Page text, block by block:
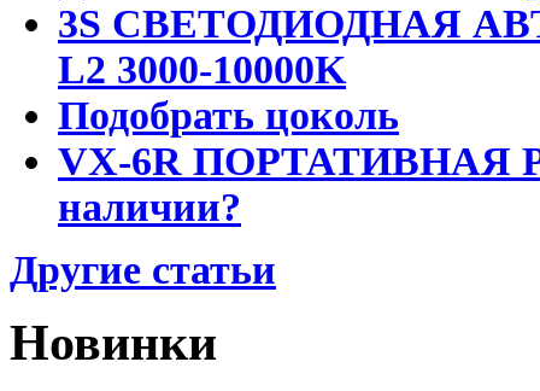
3S СВЕТОДИОДНАЯ
L2 3000-10000K
Подобрать цоколь
VX-6R ПОРТАТИВНАЯ
наличии?
Другие статьи
Новинки